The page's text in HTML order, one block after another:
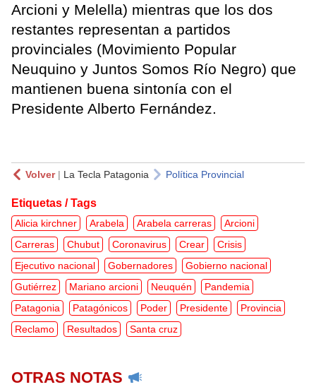
Arcioni y Melella) mientras que los dos
restantes representan a partidos
provinciales (Movimiento Popular
Neuquino y Juntos Somos Río Negro) que
mantienen buena sintonía con el
Presidente Alberto Fernández.
Volver| La Tecla Patagonia Política Provincial
Etiquetas / Tags
Alicia kirchner Arabela Arabela carreras
Arcioni
Carreras
Chubut Coronavirus Crear
Crisis
Ejecutivo nacional
Gobernadores
Gobierno nacional
Gutiérrez
Mariano arcioni Neuquén
Pandemia
Patagonia
Patagónicos Poder Presidente
Provincia
Reclamo
Resultados Santa cruz
OTRAS NOTAS